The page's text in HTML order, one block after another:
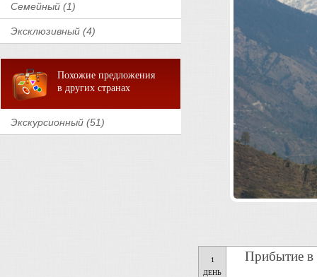
Семейный (1)
Эксклюзивный (4)
Похожие предложения
в других странах
Экскурсионный (51)
1
ДЕНЬ
Прибытие в